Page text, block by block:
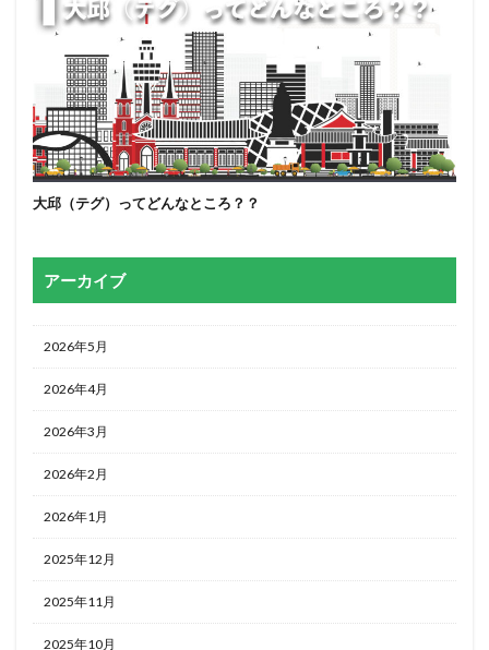
大邱（テグ）ってどんなところ？？
アーカイブ
2026年5月
2026年4月
2026年3月
2026年2月
2026年1月
2025年12月
2025年11月
2025年10月